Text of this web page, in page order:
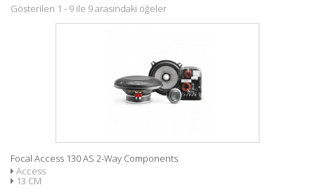
Gösterilen 1 - 9 ile 9 arasındaki öğeler
Focal Access 130 AS 2-Way Components
Access
13 CM